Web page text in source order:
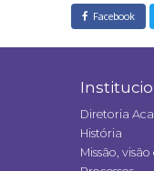
Facebook
Diretoria
História
Missão,